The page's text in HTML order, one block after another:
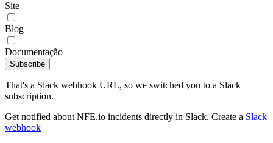
Site
Blog
Documentação
Subscribe
That's a Slack webhook URL, so we switched you to a Slack
subscription.
Get notified about NFE.io incidents directly in Slack. Create a Slack
webhook